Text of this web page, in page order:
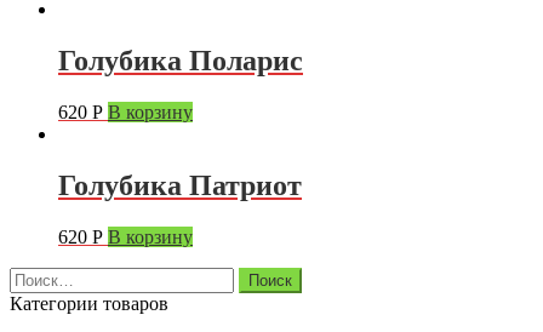
Голубика Поларис
620 Р В корзину
Голубика Патриот
620 Р В корзину
Найти:
Категории товаров